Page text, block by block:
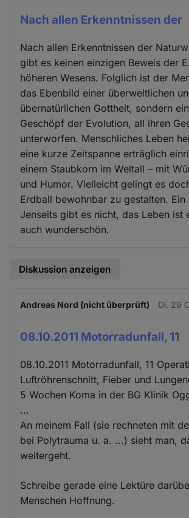
Nach allen Erkenntnissen der
Nach allen Erkenntnissen der
gibt es keinen einzigen Beweis der
höheren Wesens. Folglich ist der
das Ebenbild einer überweltlichen
übernatürlichen Gottheit, sondern
Geschöpf der Evolution, all ihren
unterworfen. Menschliches Leben
eine kurze Zeitspanne erträglich
einem Staubkorn im Weltall – mit
und Humor. Vielleicht gelingt es
Erdball bewohnbar zu gestalten. Ein
Jenseits gibt es nicht, das Leben ist
auch wunderschön.
Diskussion anzeigen
Andreas Nord (nicht überprüft) Di. 29
08.10.2011 Motorradunfall, 11
08.10.2011 Motorradunfall, 11
Luftröhrenschnitt, Fieber und
5 Wochen Koma in der BG Klinik
...
An meinem Fall (sie rechneten mit
bei Polytrauma u. a. ...) sieht man,
weitergeht.
Schreibe gerade eine Lektüre
Menschen Hoffnung.